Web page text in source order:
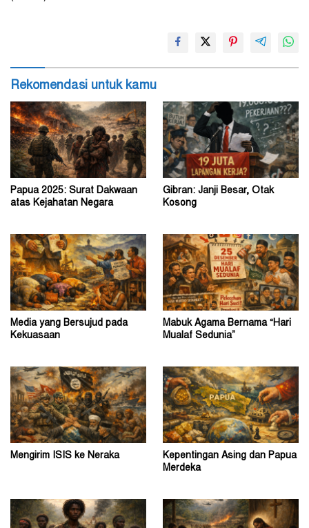
Rekomendasi untuk kamu
Papua 2025: Surat Dakwaan
atas Kejahatan Negara
Gibran: Janji Besar, Otak
Kosong
Media yang Bersujud pada
Kekuasaan
Mabuk Agama Bernama “Hari
Mualaf Sedunia”
Mengirim ISIS ke Neraka
Kepentingan Asing dan Papua
Merdeka